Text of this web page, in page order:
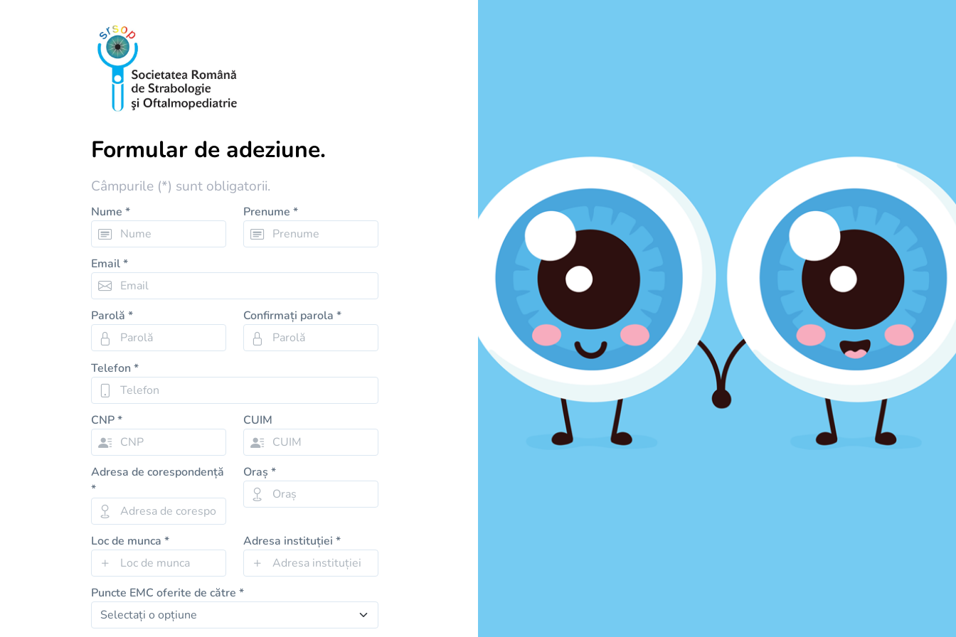
Formular de adeziune.
Câmpurile (*) sunt obligatorii.
Nume * Prenume *
Email *
Parolă * Confirmați parola *
Telefon *
CNP * CUIM
Adresa de corespondență
*
Oraș *
Loc de munca * Adresa instituției *
Puncte EMC oferite de către *